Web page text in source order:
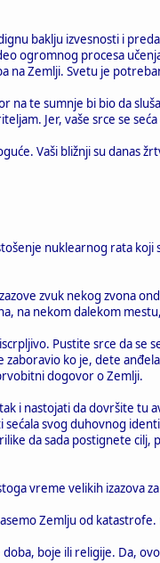
baklju izvesnosti i
ogromnog procesa
na Zemlji. Svetu je
na te sumnje bi bio da
Jer, vaše srce se seća
Vaši bližnji su danas
nuklearnog rata koji
zvuk nekog zvona
na nekom dalekom
Pustite srce da se
ko je, dete
dogovor o Zemlji.
i nastojati da dovršite tu
svog duhovnog
da sada postignete cilj,
vreme velikih izazova
Zemlju od
boje ili religije. Da,